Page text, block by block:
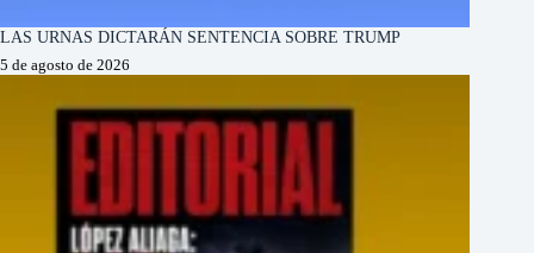
LAS URNAS DICTARÁN SENTENCIA SOBRE TRUMP
5 de agosto de 2026